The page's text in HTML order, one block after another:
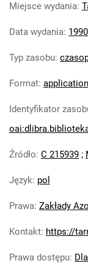
Feliksa
Feliksa
Feliksa
Feliksa
Miejsce wydania:
Data wydania: 1990
Typ zasobu:
Format:
Identyfikator
Źródło: C 215939 ;
Język: pol
Prawa: Zakłady
Kontakt: https://
Prawa dostępu: